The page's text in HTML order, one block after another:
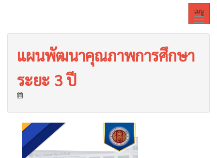
เมนู
แผนพัฒนาคุณภาพการศึกษา
ระยะ 3 ปี